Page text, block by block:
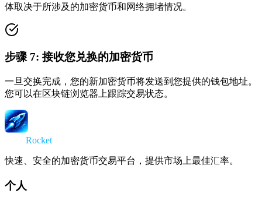
体取决于所涉及的加密货币和网络拥堵情况。
步骤 7: 接收您兑换的加密货币
一旦交换完成，您的新加密货币将发送到您提供的钱包地址。
您可以在区块链浏览器上跟踪交易状态。
Rocket
快速、安全的加密货币交易平台，提供市场上最佳汇率。
个人